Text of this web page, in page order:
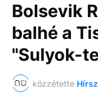
Bolsevik
balhé a
"Sulyok-
közzétette